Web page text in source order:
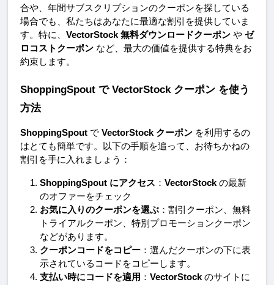
合や、年間サブスクリプションのクーポンを探している
場合でも、私たちはあなたに最適な割引を提供していま
す。特に、 VectorStock 無料ダウンロードクーポン や ゼ
ロコストクーポン など、最大の価値を提供する特典をお
約束します。
ShoppingSpout で VectorStock クーポン を使う
方法
ShoppingSpout で VectorStock クーポン を利用するの
はとても簡単です。以下の手順を追って、お待ちかねの
割引を手に入れましょう：
ShoppingSpout にアクセス ： VectorStock の最新
のオファーをチェック
お気に入りのクーポンを選ぶ ：割引クーポン、無料
トライアルクーポン、特別プロモーションクーポン
などがあります。
クーポンコードをコピー ：選んだクーポンの下に表
示されているコードをコピーします。
支払い時にコードを適用 ： VectorStock のサイトに